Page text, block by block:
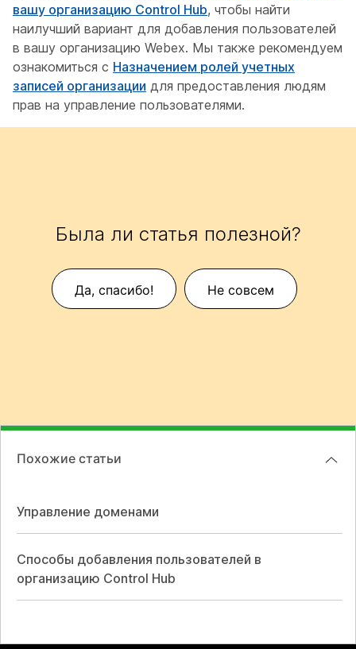
вашу организацию Control Hub, чтобы найти
наилучший вариант для добавления пользователей
в вашу организацию Webex. Мы также рекомендуем
ознакомиться с Назначением ролей учетных
записей организации для предоставления людям
прав на управление пользователями.
Была ли статья полезной?
Да, спасибо! Не совсем
Похожие статьи
Управление доменами
Способы добавления пользователей в
организацию Control Hub